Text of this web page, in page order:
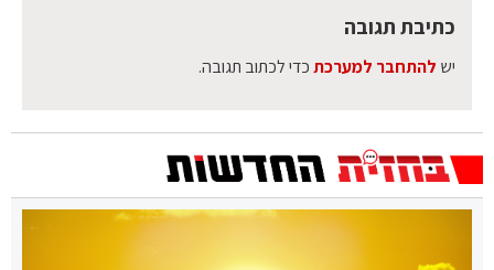
כתיבת תגובה
יש להתחבר למערכתכדי לכתוב תגובה.